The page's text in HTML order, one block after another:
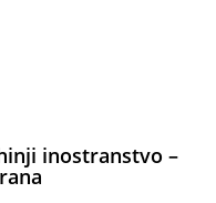
inostranstvo –